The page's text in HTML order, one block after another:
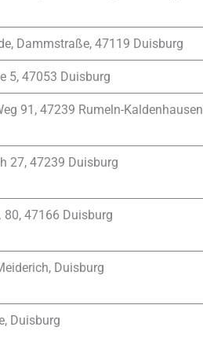
Dammstraße, 47119 Duisburg
5, 47053 Duisburg
91, 47239 Rumeln-Kaldenhausen
27, 47239 Duisburg
80, 47166 Duisburg
Duisburg
Duisburg